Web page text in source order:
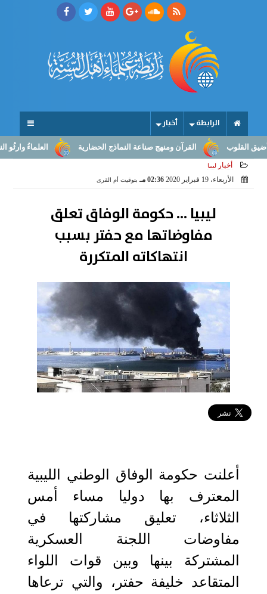
الرابطة أخبار
العلماءُ وارثُو النبوّة: القرآن ومنهج صناعة النماذج الحضارية
أخبار ليبيا
الأربعاء، 19 فبراير 2020 02:36 مـ بتوقيت أم القرى
ليبيا ... حكومة الوفاق تعلق
مفاوضاتها مع حفتر بسبب
انتهاكاته المتكررة
أعلنت حكومة الوفاق الوطني الليبية
المعترف بها دوليا مساء أمس
الثلاثاء، تعليق مشاركتها في
مفاوضات اللجنة العسكرية
المشتركة بينها وبين قوات اللواء
المتقاعد خليفة حفتر، والتي ترعاها